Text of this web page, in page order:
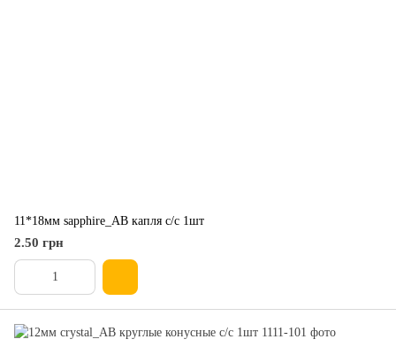
11*18мм sapphire_AB капля с/с 1шт
2.50 грн